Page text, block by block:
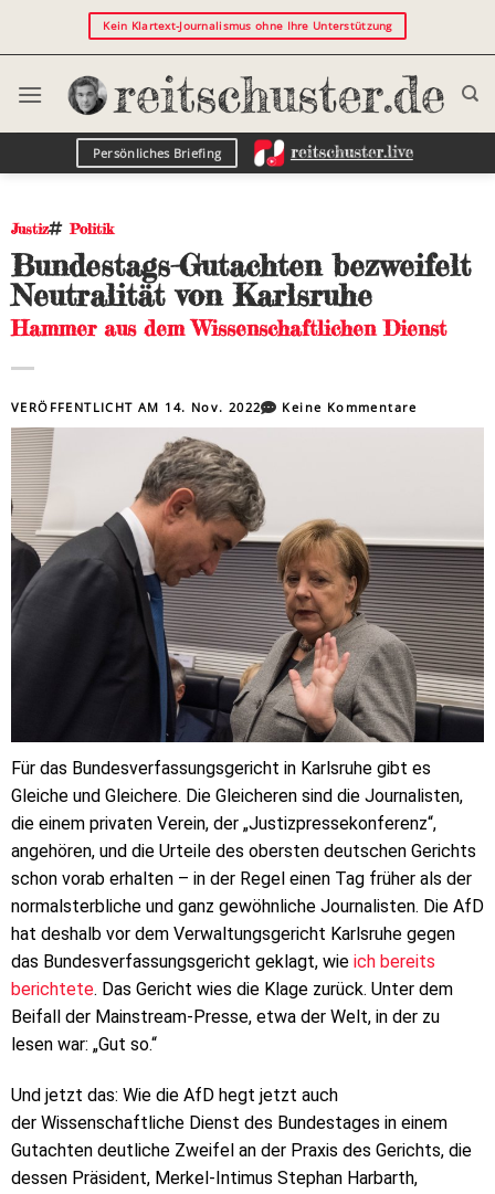
Kein Klartext-Journalismus ohne Ihre Unterstützung
Persönliches Briefing
Justiz Politik
Bundestags-Gutachten bezweifelt
Neutralität von Karlsruhe
Hammer aus dem Wissenschaftlichen Dienst
VERÖFFENTLICHT AM 14. Nov. 2022 Keine Kommentare
Für das Bundesverfassungsgericht in Karlsruhe gibt es
Gleiche und Gleichere. Die Gleicheren sind die Journalisten,
die einem privaten Verein, der „Justizpressekonferenz“,
angehören, und die Urteile des obersten deutschen Gerichts
schon vorab erhalten – in der Regel einen Tag früher als der
normalsterbliche und ganz gewöhnliche Journalisten. Die AfD
hat deshalb vor dem Verwaltungsgericht Karlsruhe gegen
das Bundesverfassungsgericht geklagt, wie ich bereits
berichtete. Das Gericht wies die Klage zurück. Unter dem
Beifall der Mainstream-Presse, etwa der Welt, in der zu
lesen war: „Gut so.“
Und jetzt das: Wie die AfD hegt jetzt auch
der Wissenschaftliche Dienst des Bundestages in einem
Gutachten deutliche Zweifel an der Praxis des Gerichts, die
dessen Präsident, Merkel-Intimus Stephan Harbarth,